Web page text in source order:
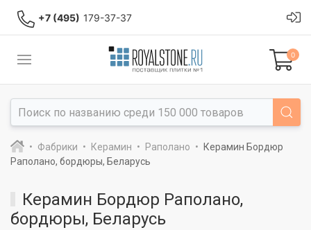
+7 (495) 179-37-37
0
Фабрики Керамин Раполано
Керамин Бордюр
Раполано, бордюры, Беларусь
Керамин Бордюр Раполано,
бордюры, Беларусь